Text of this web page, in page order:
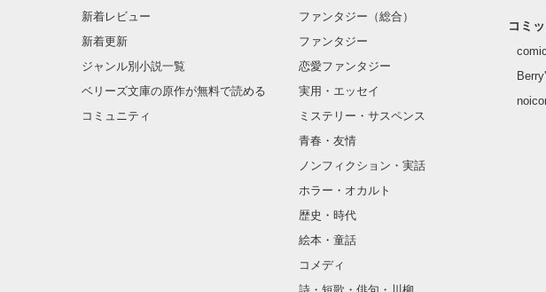
新着レビュー
新着更新
ジャンル別小説一覧
ベリーズ文庫の原作が無料で読める
コミュニティ
ファンタジー（総合）
ファンタジー
恋愛ファンタジー
実用・エッセイ
ミステリー・サスペンス
青春・友情
ノンフィクション・実話
ホラー・オカルト
歴史・時代
絵本・童話
コメディ
コミ